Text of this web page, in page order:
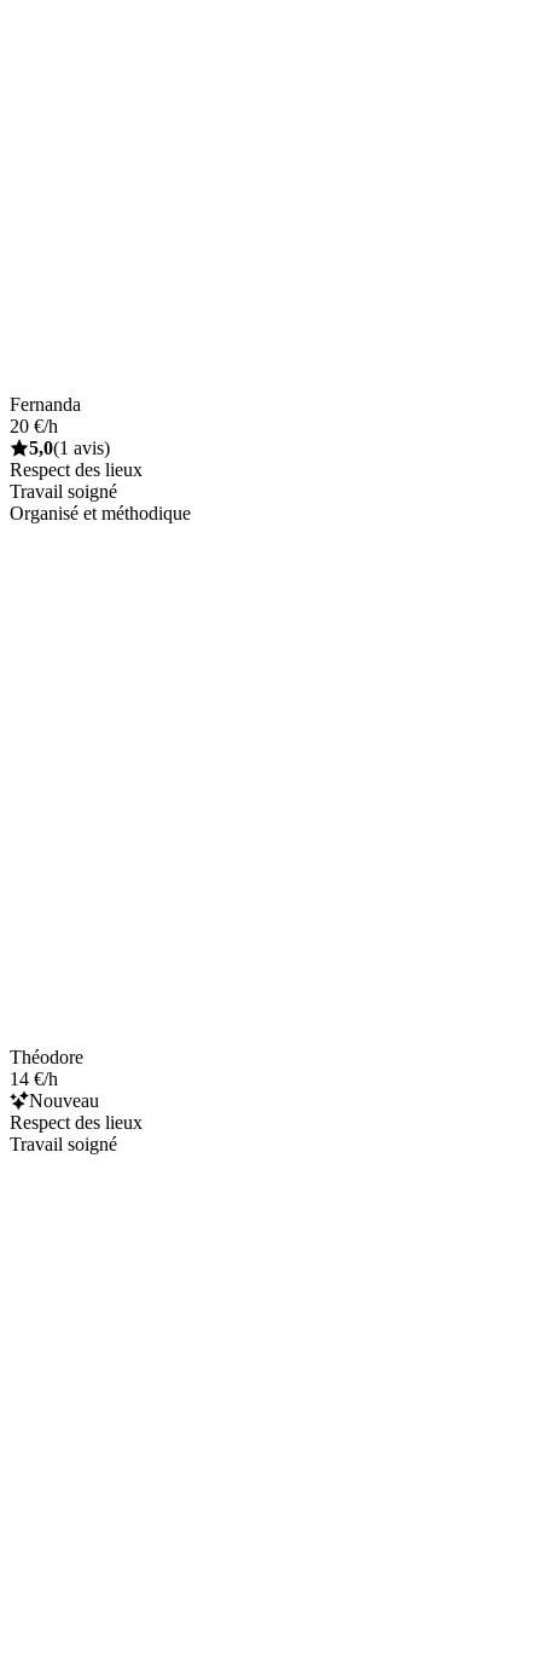
Fernanda
20 €/h
5,0(1 avis)
Respect des lieux
Travail soigné
Organisé et méthodique
Théodore
14 €/h
Nouveau
Respect des lieux
Travail soigné